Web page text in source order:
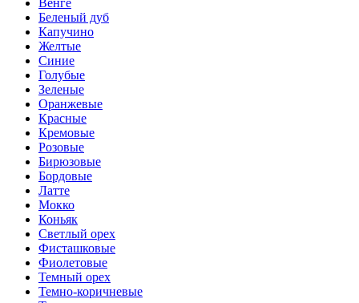
Венге
Беленый дуб
Капучино
Желтые
Синие
Голубые
Зеленые
Оранжевые
Красные
Кремовые
Розовые
Бирюзовые
Бордовые
Латте
Мокко
Коньяк
Светлый орех
Фисташковые
Фиолетовые
Темный орех
Темно-коричневые